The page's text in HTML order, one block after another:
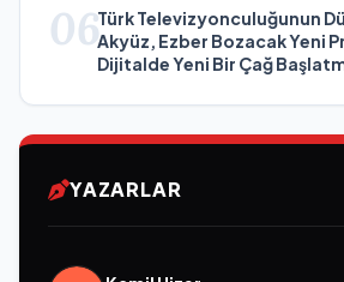
06Türk Televizyonculuğunun
Akyüz, Ezber Bozacak Yeni
Dijitalde Yeni Bir Çağ
YAZARLAR